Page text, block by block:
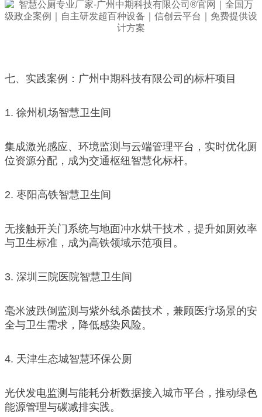
七、实践案例：广州中期科技有限公司的标杆项目
1. 徐州机场智慧卫生间
集成激光感应、环境监测与云端管理平台，实时优化厕
位资源分配，成为交通枢纽智慧化标杆。
2. 枣阳高铁智慧卫生间
无接触开关门系统与地面冲水烘干技术，提升如厕效率
与卫生标准，成为高铁领域示范项目。
3. 深圳三院医院智慧卫生间
毫米波跌倒监测与紫外线杀菌技术，兼顾医疗场景的安
全与卫生需求，降低感染风险。
4. 天津生态城智慧环保公厕
光伏发电监测与能耗分析数据接入城市平台，推动绿色
能源管理与碳减排实践。